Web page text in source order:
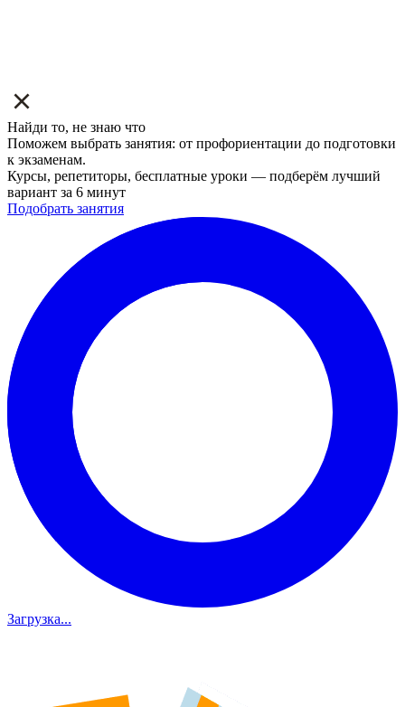
Найди то, не знаю что
Поможем выбрать занятия: от профориентации до подготовки
к экзаменам.
Курсы, репетиторы, бесплатные уроки — подберём лучший
вариант за 6 минут
Подобрать занятия
Загрузка...